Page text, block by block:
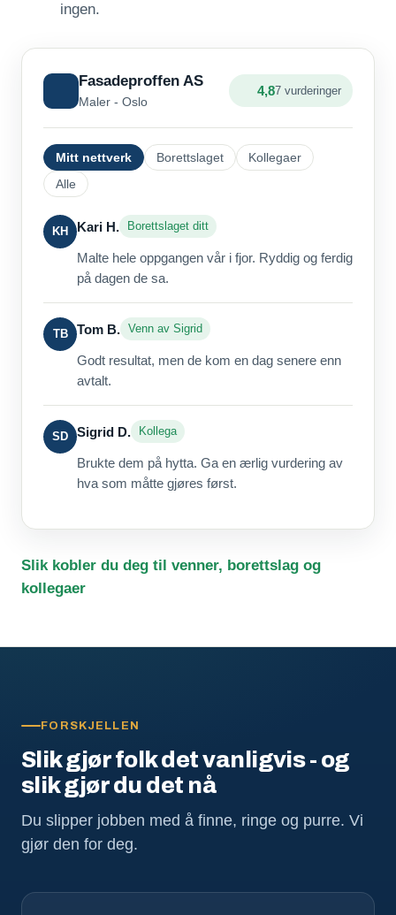
ingen.
Fasadeproffen AS
Maler - Oslo
4,87 vurderinger
Mitt nettverk Borettslaget
Kollegaer
Alle
KH Kari H. Borettslaget ditt
Malte hele oppgangen vår i fjor. Ryddig og ferdig
på dagen de sa.
TB Tom B. Venn av Sigrid
Godt resultat, men de kom en dag senere enn
avtalt.
SD Sigrid D. Kollega
Brukte dem på hytta. Ga en ærlig vurdering av
hva som måtte gjøres først.
Slik kobler du deg til venner, borettslag og
kollegaer
FORSKJELLEN
Slik gjør folk det vanligvis - og
slik gjør du det nå
Du slipper jobben med å finne, ringe og purre. Vi
gjør den for deg.